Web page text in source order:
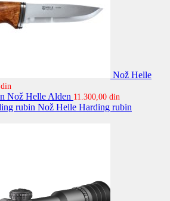
Nož Helle
din
Nož Helle Alden 11.300,00 din
Nož Helle Harding rubin